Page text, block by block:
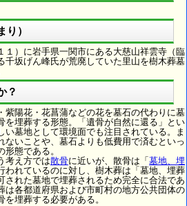
り）
１）に岩手県一関市にある大慈山祥雲寺（臨
千坂げん峰氏が荒廃していた里山を樹木葬墓
？
紫陽花・花菖蒲などの花を墓石の代わりに墓
を埋葬する形態。「遺骨が自然に還る」とい
い墓地として環境面でも注目されている。ま
ないことや、墓石よりも低費用で済むといっ
形態である。
考え方では散骨に近いが、散骨は「 墓地、埋
われているのに対し、樹木葬は「墓地、埋葬
された墓地で埋葬されるため完全に合法であ
は各都道府県および市町村の地方公共団体の
埋葬する必要がある。